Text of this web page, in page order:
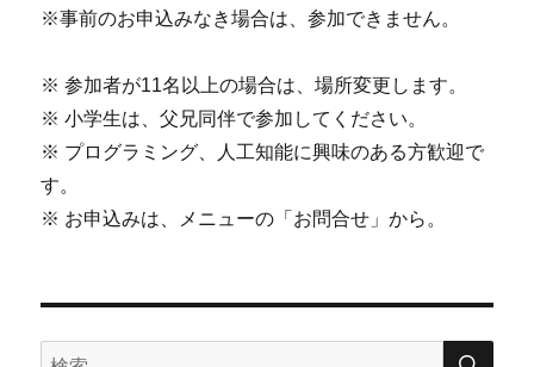
※事前のお申込みなき場合は、参加できません。
※ 参加者が11名以上の場合は、場所変更します。
※ 小学生は、父兄同伴で参加してください。
※ プログラミング、人工知能に興味のある方歓迎で
す。
※ お申込みは、メニューの「お問合せ」から。
検
検